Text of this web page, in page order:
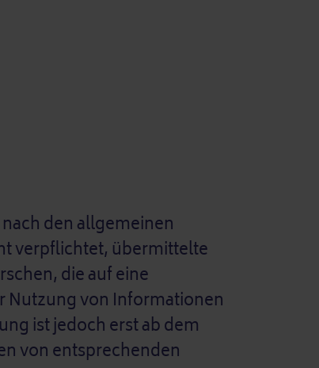
den allgemeinen
verpflichtet, übermittelte
die auf eine
Nutzung von Informationen
ist jedoch erst ab dem
von entsprechenden